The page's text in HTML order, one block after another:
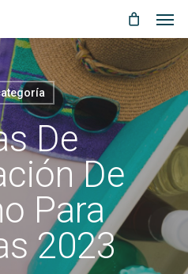
De
De
Para
2023
Menu